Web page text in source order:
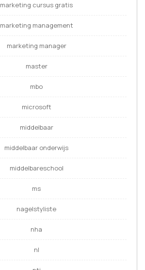
marketing cursus gratis
marketing management
marketing manager
master
mbo
microsoft
middelbaar
middelbaar onderwijs
middelbareschool
ms
nagelstyliste
nha
nl